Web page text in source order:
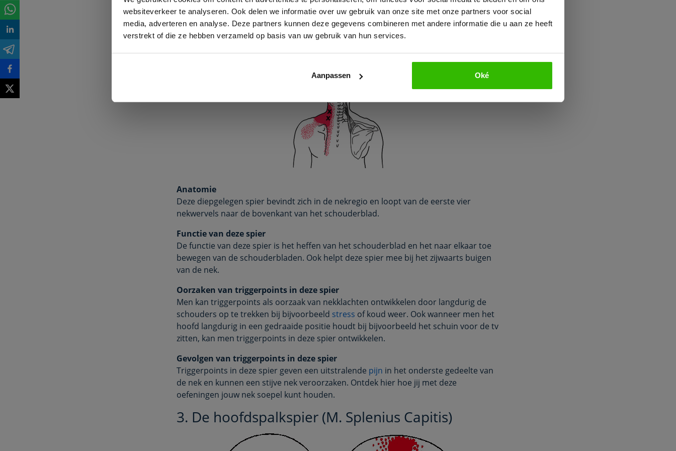
websiteverkeer te analyseren. Ook delen we informatie over uw gebruik van onze site met onze partners voor social
media, adverteren en analyse. Deze partners kunnen deze gegevens combineren met andere informatie die u aan ze heeft
verstrekt of die ze hebben verzameld op basis van uw gebruik van hun services.
Aanpassen Oké
kunnen uitstralende pijn geven aan de achterkant van de nek. Triggerpoints in het
bovenste gedeelte van de monnikskapspier (M. Trapezius pars descendens) kunnen
uitstralendepijngeven aan de achterkant en zijkant van de nek.
2. De schouderbladheffer (M. Levator Scapulae)
Anatomie
Deze diepgelegen spier bevindt zich in de nekregio en loopt van de eerste vier
nekwervels naar de bovenkant van het schouderblad.
Functie van deze spier
De functie van deze spier is het heffen van het schouderblad en het naar elkaar toe
bewegen van de schouderbladen. Ook helpt deze spier mee bij het zijwaarts buigen
van de nek.
Oorzaken van triggerpoints in deze spier
Men kan triggerpoints als oorzaak van nekklachten ontwikkelen door langdurig de
schouders op te trekken bij bijvoorbeeld stress of koud weer. Ook wanneer men het
hoofd langdurig in een gedraaide positie houdt bij bijvoorbeeld het schuin voor de tv
zitten, kan men triggerpoints in deze spier ontwikkelen.
Gevolgen van triggerpoints in deze spier
Triggerpoints in deze spier geven een uitstralende pijn in het onderste gedeelte van
de nek en kunnen een stijve nek veroorzaken. Ontdek hier hoe jij met deze
oefeningen jouw nek soepel kunt houden.
3. De hoofdspalkspier (M. Splenius Capitis)